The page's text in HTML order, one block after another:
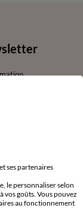
ses partenaires
le personnaliser selon
vos goûts. Vous pouvez
au fonctionnement